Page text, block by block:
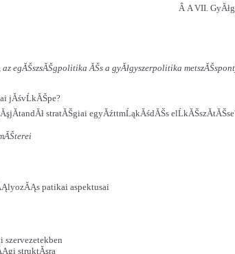
Â A VII.
egĂŠszsĂŠgpolitika ĂŠs a gyĂłgyszerpolitika
jĂśvĹkĂŠpe?
stratĂŠgiai egyĂźttmĹąkĂśdĂŠs
patikai aspektusai
szervezetekben
struktĂşra